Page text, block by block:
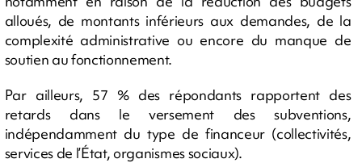
alloués, de montants inférieurs aux demandes, de la
complexité administrative ou encore du manque de
soutien au fonctionnement.
Par ailleurs, 57 % des répondants rapportent des
retards dans le versement des subventions,
indépendamment du type de financeur (collectivités,
services de l’État, organismes sociaux).